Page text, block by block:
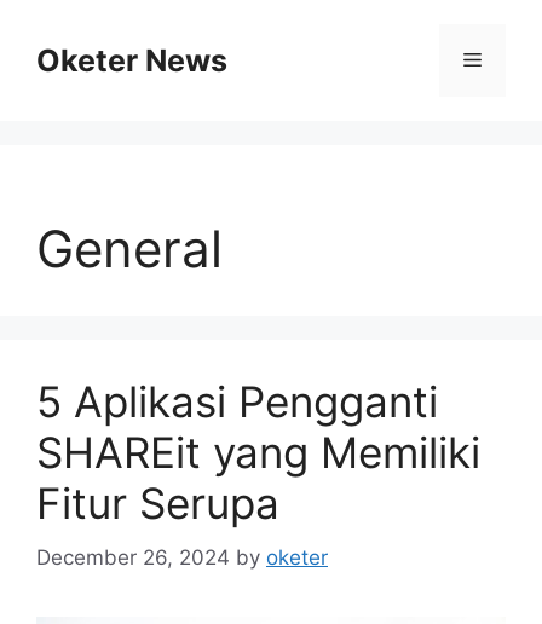
contentOketer News Menu
General
5 Aplikasi Pengganti
SHAREit yang Memiliki
Fitur Serupa
December 26, 2024 by oketer